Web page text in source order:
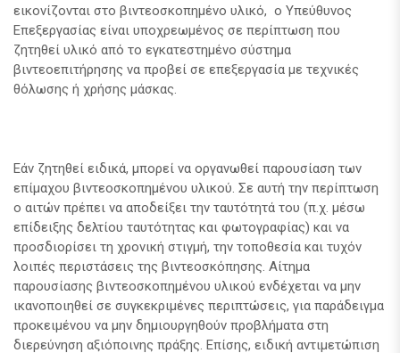
εικονίζονται στο βιντεοσκοπημένο υλικό, ο Υπεύθυνος
Επεξεργασίας είναι υποχρεωμένος σε περίπτωση που
ζητηθεί υλικό από το εγκατεστημένο σύστημα
βιντεοεπιτήρησης να προβεί σε επεξεργασία με τεχνικές
θόλωσης ή χρήσης μάσκας.
Εάν ζητηθεί ειδικά, μπορεί να οργανωθεί παρουσίαση των
επίμαχου βιντεοσκοπημένου υλικού. Σε αυτή την περίπτωση
ο αιτών πρέπει να αποδείξει την ταυτότητά του (π.χ. μέσω
επίδειξης δελτίου ταυτότητας και φωτογραφίας) και να
προσδιορίσει τη χρονική στιγμή, την τοποθεσία και τυχόν
λοιπές περιστάσεις της βιντεοσκόπησης. Αίτημα
παρουσίασης βιντεοσκοπημένου υλικού ενδέχεται να μην
ικανοποιηθεί σε συγκεκριμένες περιπτώσεις, για παράδειγμα
προκειμένου να μην δημιουργηθούν προβλήματα στη
διερεύνηση αξιόποινης πράξης. Επίσης, ειδική αντιμετώπιση